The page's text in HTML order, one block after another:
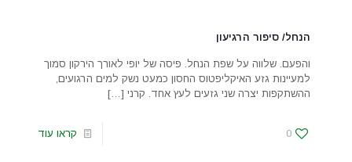
הנחל/ סיפור הרגיעון
והפעם. שלווה על שפת הנחל. פיסה של יופי לאורך הירקון סמוך
למעיינות גזע האיקליפטוס החסון כמעט נשק למים הרגועים,
ההשתקפות יצרה שני גזעים לעץ אחד. קרני […]
0 קראו עוד